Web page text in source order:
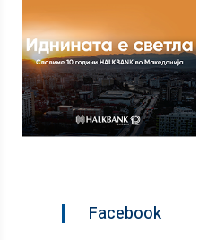
Facebook